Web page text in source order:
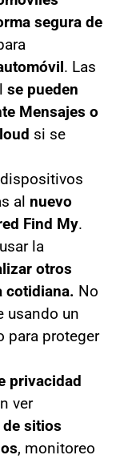
segura de
. Las
se pueden
Mensajes o
si se
al nuevo
Find My.
la
otros
cotidiana. No
usando un
para proteger
privacidad
ver
sitios
, monitoreo